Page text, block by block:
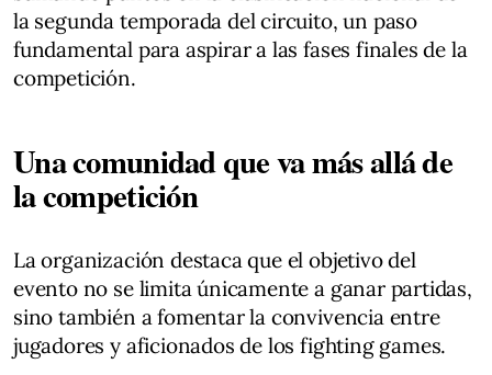
la segunda temporada del circuito, un paso
fundamental para aspirar a las fases finales de la
competición.
Una comunidad que va más allá de
la competición
La organización destaca que el objetivo del
evento no se limita únicamente a ganar partidas,
sino también a fomentar la convivencia entre
jugadores y aficionados de los fighting games.